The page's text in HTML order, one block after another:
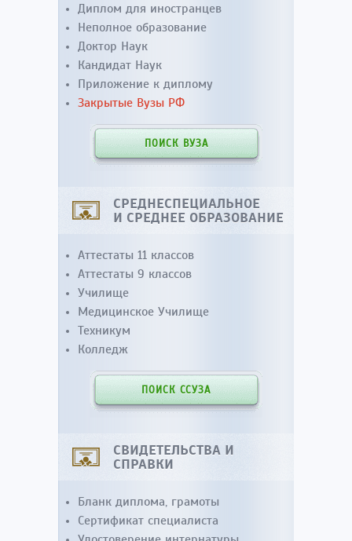
Диплом для иностранцев
Неполное образование
Доктор Наук
Кандидат Наук
Приложение к диплому
Закрытые Вузы РФ
ПОИСК ВУЗА
СРЕДНЕСПЕЦИАЛЬНОЕ
И СРЕДНЕЕ ОБРАЗОВАНИЕ
Аттестаты 11 классов
Аттестаты 9 классов
Училище
Медицинское Училище
Техникум
Колледж
ПОИСК ССУЗА
СВИДЕТЕЛЬСТВА И
СПРАВКИ
Бланк диплома, грамоты
Сертификат специалиста